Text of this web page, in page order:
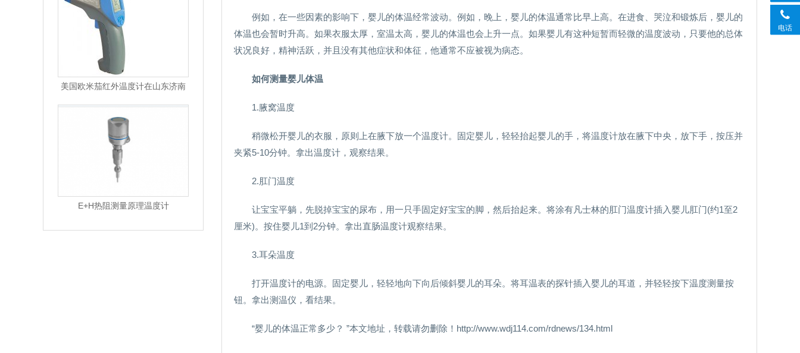
美国欧米茄红外温度计在山东济南
E+H热阻测量原理温度计
例如，在一些因素的影响下，婴儿的体温经常波动。例如，晚上，婴儿的体温通常比早上高。在进食、哭泣和锻炼后，婴儿的
体温也会暂时升高。如果衣服太厚，室温太高，婴儿的体温也会上升一点。如果婴儿有这种短暂而轻微的温度波动，只要他的总体
状况良好，精神活跃，并且没有其他症状和体征，他通常不应被视为病态。
如何测量婴儿体温
1.腋窝温度
稍微松开婴儿的衣服，原则上在腋下放一个温度计。固定婴儿，轻轻抬起婴儿的手，将温度计放在腋下中央，放下手，按压并
夹紧5-10分钟。拿出温度计，观察结果。
2.肛门温度
让宝宝平躺，先脱掉宝宝的尿布，用一只手固定好宝宝的脚，然后抬起来。将涂有凡士林的肛门温度计插入婴儿肛门(约1至2
厘米)。按住婴儿1到2分钟。拿出直肠温度计观察结果。
3.耳朵温度
打开温度计的电源。固定婴儿，轻轻地向下向后倾斜婴儿的耳朵。将耳温表的探针插入婴儿的耳道，并轻轻按下温度测量按
钮。拿出测温仪，看结果。
“婴儿的体温正常多少？ ”本文地址，转载请勿删除！http://www.wdj114.com/rdnews/134.html
电话